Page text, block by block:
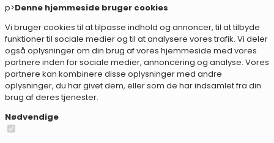
p>Denne hjemmeside bruger cookies
Vi bruger cookies til at tilpasse indhold og annoncer, til at tilbyde
funktioner til sociale medier og til at analysere vores trafik. Vi deler
også oplysninger om din brug af vores hjemmeside med vores
partnere inden for sociale medier, annoncering og analyse. Vores
partnere kan kombinere disse oplysninger med andre
oplysninger, du har givet dem, eller som de har indsamlet fra din
brug af deres tjenester.
Nødvendige